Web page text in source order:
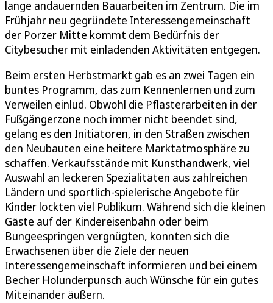
lange andauernden Bauarbeiten im Zentrum. Die im
Frühjahr neu gegründete Interessengemeinschaft
der Porzer Mitte kommt dem Bedürfnis der
Citybesucher mit einladenden Aktivitäten entgegen.
Beim ersten Herbstmarkt gab es an zwei Tagen ein
buntes Programm, das zum Kennenlernen und zum
Verweilen einlud. Obwohl die Pflasterarbeiten in der
Fußgängerzone noch immer nicht beendet sind,
gelang es den Initiatoren, in den Straßen zwischen
den Neubauten eine heitere Marktatmosphäre zu
schaffen. Verkaufsstände mit Kunsthandwerk, viel
Auswahl an leckeren Spezialitäten aus zahlreichen
Ländern und sportlich-spielerische Angebote für
Kinder lockten viel Publikum. Während sich die kleinen
Gäste auf der Kindereisenbahn oder beim
Bungeespringen vergnügten, konnten sich die
Erwachsenen über die Ziele der neuen
Interessengemeinschaft informieren und bei einem
Becher Holunderpunsch auch Wünsche für ein gutes
Miteinander äußern.